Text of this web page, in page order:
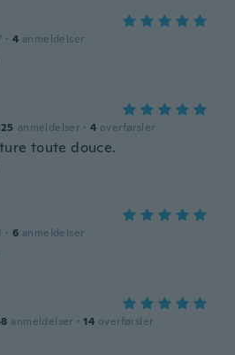
· 4 anmeldelser
anmeldelser · 4 overførsler
toute douce.
· 6 anmeldelser
anmeldelser · 14 overførsler